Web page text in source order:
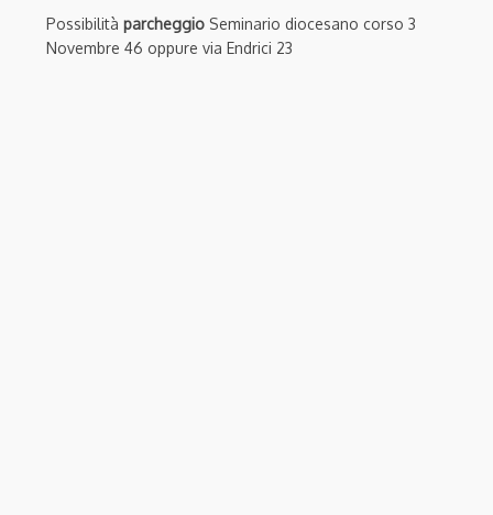
Possibilità parcheggio Seminario diocesano corso 3
Novembre 46 oppure via Endrici 23